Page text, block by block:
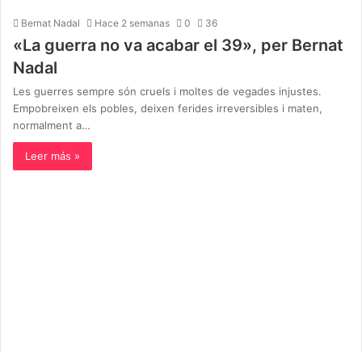
Bernat Nadal Hace 2 semanas 0 36
«La guerra no va acabar el 39», per Bernat
Nadal
Les guerres sempre són cruels i moltes de vegades injustes.
Empobreixen els pobles, deixen ferides irreversibles i maten,
normalment a…
Leer más »